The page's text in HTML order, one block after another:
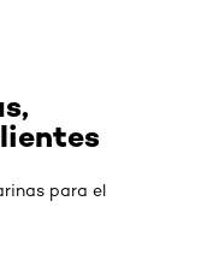
para el